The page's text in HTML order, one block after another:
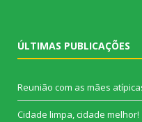
ÚLTIMAS PUBLICAÇÕES
Reunião com as mães
Cidade limpa, cidade melhor!